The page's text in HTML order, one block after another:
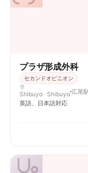
プラザ形成外科
セカンドオピニオン
Shibuya · Shibuya 広尾
英語、日本語対応